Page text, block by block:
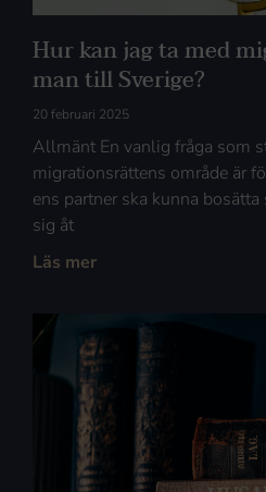
Hur kan jag ta med
man till Sverige?
20 februari 2025
Allmänt En vanlig fråga som
migrationsrättens område är
ens partner ska kunna
sig åt
Läs mer